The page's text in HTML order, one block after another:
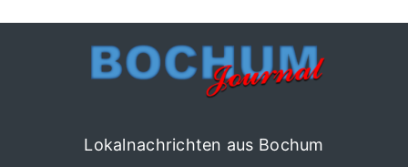
Lokalnachrichten aus Bochum